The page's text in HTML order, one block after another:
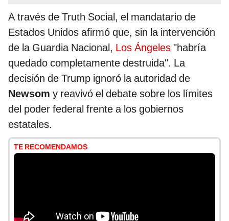
A través de Truth Social, el mandatario de
Estados Unidos afirmó que, sin la intervención
de la Guardia Nacional, Los Ángeles "habría
quedado completamente destruida". La
decisión de Trump ignoró la autoridad de
Newsom y reavivó el debate sobre los límites
del poder federal frente a los gobiernos
estatales.
TE RECOMENDAMOS